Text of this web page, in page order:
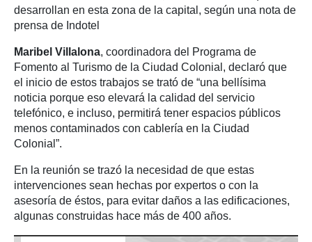
desarrollan en esta zona de la capital, según una nota de
prensa de Indotel
Maribel Villalona, coordinadora del Programa de
Fomento al Turismo de la Ciudad Colonial, declaró que
el inicio de estos trabajos se trató de “una bellísima
noticia porque eso elevará la calidad del servicio
telefónico, e incluso, permitirá tener espacios públicos
menos contaminados con cablería en la Ciudad
Colonial”.
En la reunión se trazó la necesidad de que estas
intervenciones sean hechas por expertos o con la
asesoría de éstos, para evitar daños a las edificaciones,
algunas construidas hace más de 400 años.